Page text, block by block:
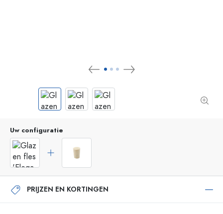
Uw configuratie
PRIJZEN EN KORTINGEN